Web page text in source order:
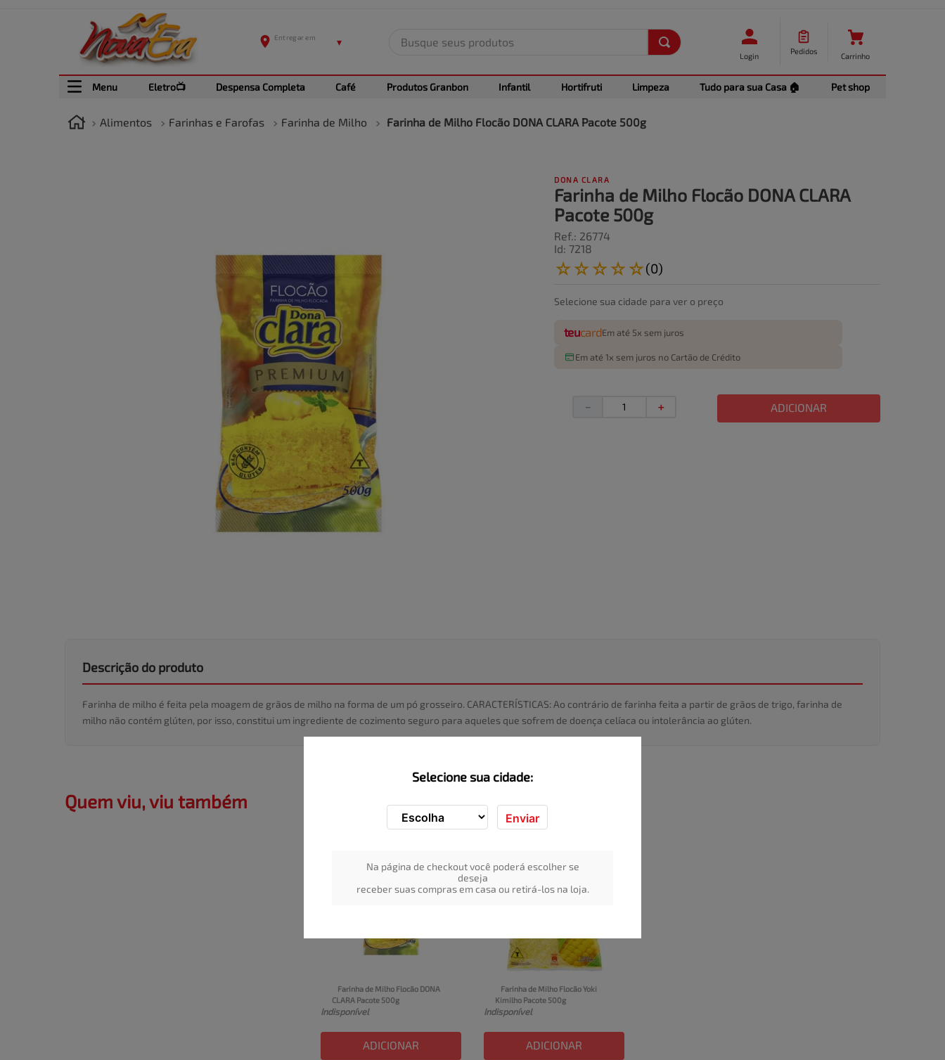
Selecione sua cidade:
Enviar
Na página de checkout você poderá escolher se
deseja
receber suas compras em casa ou retirá-los na loja.
Login
Pedidos
Carrinho
Menu Eletro📺 Despensa Completa Café Produtos Granbon Infantil Hortifruti Limpeza Tudo para sua Casa 🏠 Pet shop
Alimentos Farinhas e Farofas Farinha de Milho Farinha de Milho Flocão DONA CLARA Pacote 500g
DONA CLARA
Farinha de Milho Flocão DONA CLARA
Pacote 500g
Ref.: 26774
Id: 7218
☆☆☆☆☆(0)
Selecione sua cidade para ver o preço
teucardEm até 5x sem juros
Em até 1x sem juros no Cartão de Crédito
＋
－ ADICIONAR
Descrição do produto
Farinha de milho é feita pela moagem de grãos de milho na forma de um pó grosseiro. CARACTERÍSTICAS: Ao contrário de farinha feita a partir de grãos de trigo, farinha de
milho não contém glúten, por isso, constitui um ingrediente de cozimento seguro para aqueles que sofrem de doença celíaca ou intolerância ao glúten.
Quem viu, viu também
Farinha de Milho Flocão DONA
CLARA Pacote 500g
Indisponível
ADICIONAR
Farinha de Milho Flocão Yoki
Kimilho Pacote 500g
Indisponível
ADICIONAR
1
leite
frango